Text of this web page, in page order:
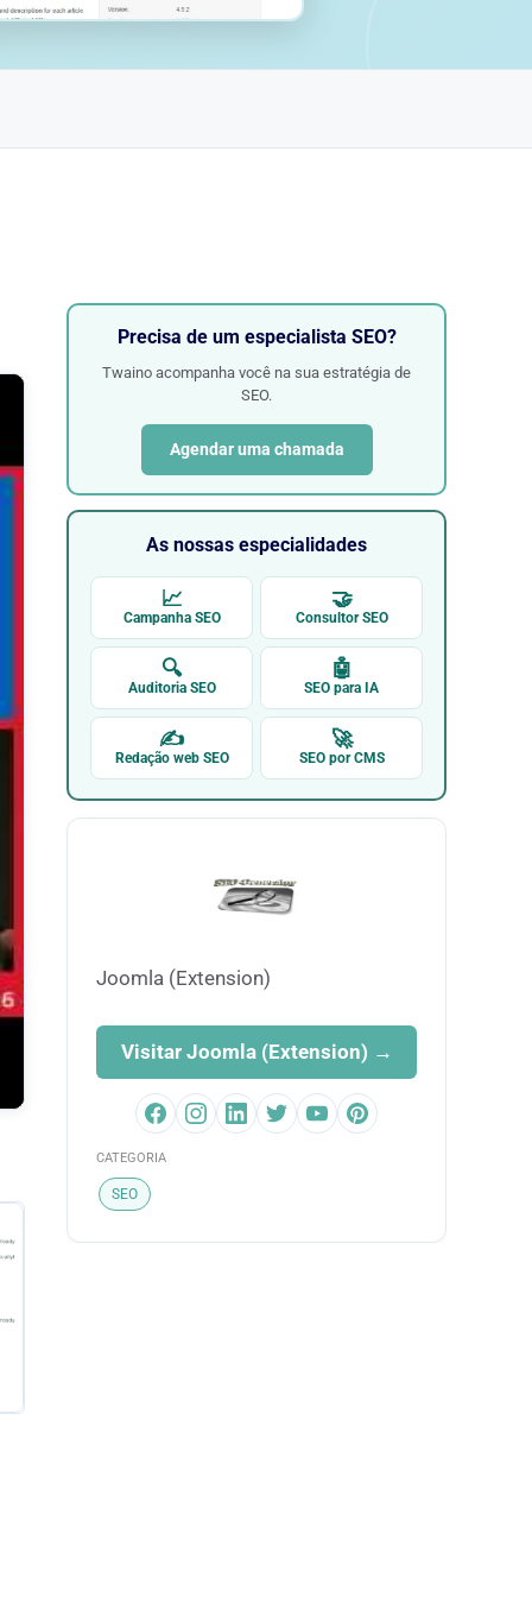
Precisa de um especialista SEO?
Twaino acompanha você na sua estratégia de
SEO.
Agendar uma chamada
As nossas especialidades
📈
Campanha SEO
🤝
Consultor SEO
🔍
Auditoria SEO
🤖
SEO para IA
✍
Redação web SEO
🚀
SEO por CMS
Joomla (Extension)
Visitar Joomla (Extension) →
CATEGORIA
SEO